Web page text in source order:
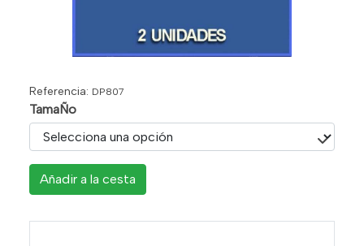
Referencia: DP807
TamaÑo
Añadir a la cesta